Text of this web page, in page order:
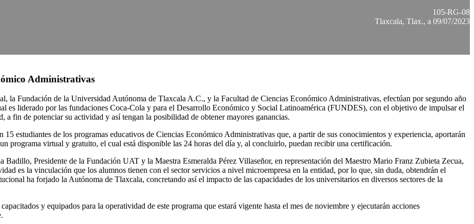
105-RG-08
Tlaxcala, Tlax., a 09/07/2023
Administrativas
la Fundación de la Universidad Autónoma de Tlaxcala A.C., y la Facultad de Ciencias Económico Administrativas, efectúan por segundo año
es liderado por las fundaciones Coca-Cola y para el Desarrollo Económico y Social Latinoamérica (FUNDES), con el objetivo de impulsar el
fin de potenciar su actividad y así tengan la posibilidad de obtener mayores ganancias.
estudiantes de los programas educativos de Ciencias Económico Administrativas que, a partir de sus conocimientos y experiencia, aportarán
programa virtual y gratuito, el cual está disponible las 24 horas del día y, al concluirlo, puedan recibir una certificación.
Presidente de la Fundación UAT y la Maestra Esmeralda Pérez Villaseñor, en representación del Maestro Mario Franz Zubieta Zecua,
es la vinculación que los alumnos tienen con el sector servicios a nivel microempresa en la entidad, por lo que, sin duda, obtendrán el
ha forjado la Autónoma de Tlaxcala, concretando así el impacto de las capacidades de los universitarios en diversos sectores de la
y equipados para la operatividad de este programa que estará vigente hasta el mes de noviembre y ejecutarán acciones